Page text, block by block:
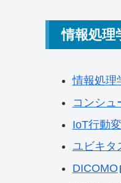
情報処理
情報処理
コンシュ
IoT行動
ユビキタ
DICOMO